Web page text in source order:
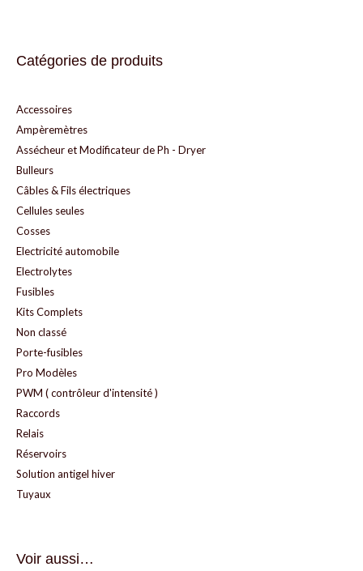
Catégories de produits
Accessoires
Ampèremètres
Assécheur et Modificateur de Ph - Dryer
Bulleurs
Câbles & Fils électriques
Cellules seules
Cosses
Electricité automobile
Electrolytes
Fusibles
Kits Complets
Non classé
Porte-fusibles
Pro Modèles
PWM ( contrôleur d'intensité )
Raccords
Relais
Réservoirs
Solution antigel hiver
Tuyaux
Voir aussi…